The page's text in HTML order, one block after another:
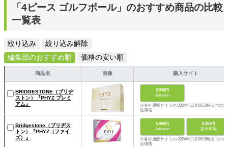
「4ピース ゴルフボール」のおすすめ商品の比較
一覧表
絞り込み
絞り込み解除
編集部のおすすめ順
価格の安い順
商品名 画像 購入サイト
BRIDGESTONE（ブリヂ
ストン）『PHYZ プレミ
アム』
3,036円
Amazon
※各社通販サイトの 2024年11月06日時点 での税
込価格
Bridgestone（ブリヂス
トン）『PHYZ（ファイ
ズ）』
5,985円
Amazon
6,281円
楽天市場
※各社通販サイトの 2024年11月06日時点 での税
込価格